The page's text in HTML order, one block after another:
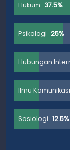
Hukum 37.5%
Psikologi 25%
Hubungan
Ilmu Komunikasi
Sosiologi 12.5%